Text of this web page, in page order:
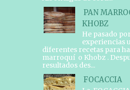
PAN
KHOBZ
He pasado
experiencias
diferentes recetas para
marroquí o Khobz .
resultados des...
FOCACCIA